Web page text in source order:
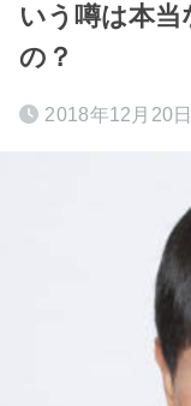
いう噂は本当
の？
2018年12月20日